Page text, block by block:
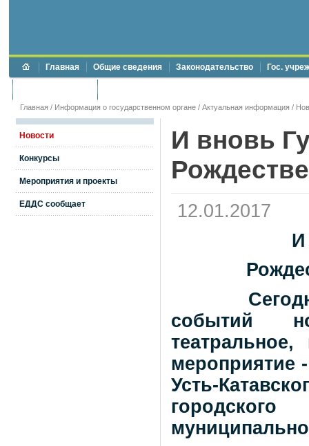
Главная Общие сведения Законодательство Гос.
Главная / Информация о государственном органе / Актуальная информация /
Новости
Конкурсы
Мероприятия и проекты
ЕДДС сообщает
И вновь
12.01.2017
И
Сегодня
событий
мероприятие
Усть-